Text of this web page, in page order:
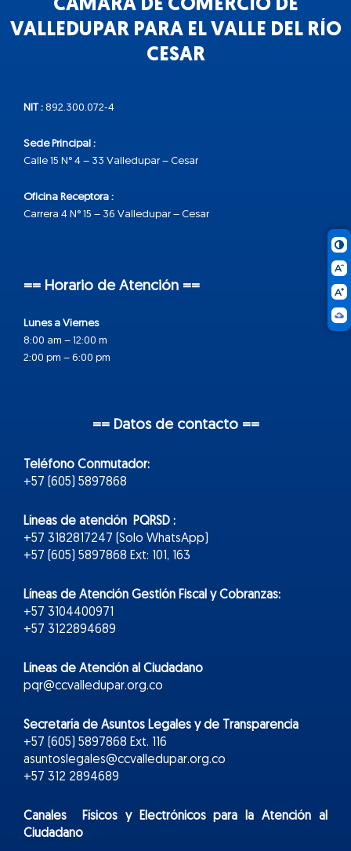
CÁMARA DE COMERCIO DE
VALLEDUPAR PARA EL VALLE DEL RÍO
CESAR
NIT : 892.300.072-4
Sede Principal :
Calle 15 N° 4 – 33 Valledupar – Cesar
Oficina Receptora :
Carrera 4 N° 15 – 36 Valledupar – Cesar
== Horario de Atención ==
Lunes a Viernes
8:00 am – 12:00 m
2:00 pm – 6:00 pm
== Datos de contacto ==
Teléfono Conmutador:
+57 (605) 5897868
Líneas de atención PQRSD :
+57 3182817247 (Solo WhatsApp)
+57 (605) 5897868 Ext: 101, 163
Líneas de Atención Gestión Fiscal y Cobranzas:
+57 3104400971
+57 3122894689
Líneas de Atención al Ciudadano
pqr@ccvalledupar.org.co
Secretaría de Asuntos Legales y de Transparencia
+57 (605) 5897868 Ext. 116
asuntoslegales@ccvalledupar.org.co
+57 312 2894689
Canales Físicos yElectrónicospara la Atención al
Ciudadano